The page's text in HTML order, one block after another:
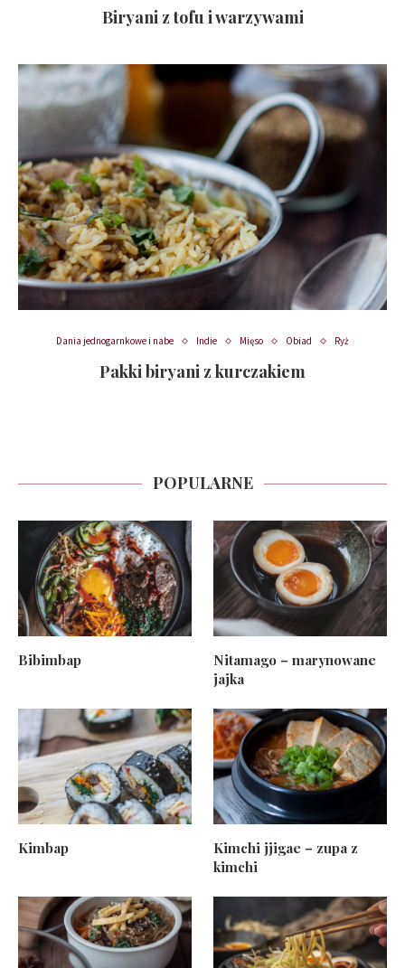
Biryani z tofu i warzywami
Dania jednogarnkowe i nabe Indie Mięso Obiad Ryż
Pakki biryani z kurczakiem
POPULARNE
Bibimbap
Nitamago – marynowane
jajka
Kimbap
Kimchi jjigae – zupa z
kimchi